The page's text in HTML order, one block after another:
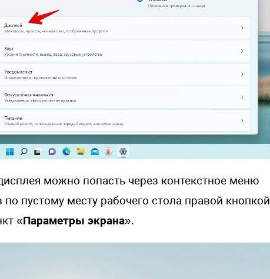
можно попасть через контекстное меню
пустому месту рабочего стола правой кнопкой
«Параметры экрана».